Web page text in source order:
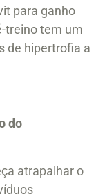
para ganho
treino tem um
de hipertrofia a
do
atrapalhar o